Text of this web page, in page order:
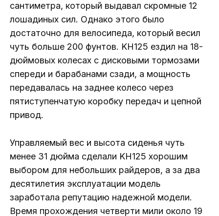
сантиметра, который выдавал скромные 12
лошадиных сил. Однако этого было
достаточно для велосипеда, который весил
чуть больше 200 фунтов. KH125 ездил на 18-
дюймовых колесах с дисковыми тормозами
спереди и барабанами сзади, а мощность
передавалась на заднее колесо через
пятиступенчатую коробку передач и цепной
привод.
Управляемый вес и высота сиденья чуть
менее 31 дюйма сделали KH125 хорошим
выбором для небольших райдеров, а за два
десятилетия эксплуатации модель
заработала репутацию надежной модели.
Время прохождения четверти мили около 19